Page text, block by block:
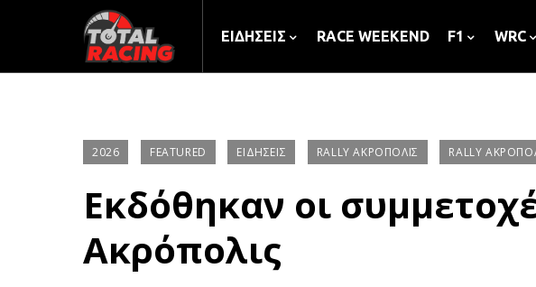
ΕΙΔΉΣΕΙΣ RACE WEEKEND F1 WRC
2026 FEATURED ΕΙΔΉΣΕΙΣ RALLY ΑΚΡΌΠΟΛΙΣ RALLY
Εκδόθηκαν οι
Ακρόπολις